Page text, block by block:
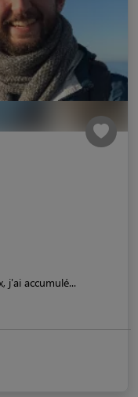
j'ai accumulé...